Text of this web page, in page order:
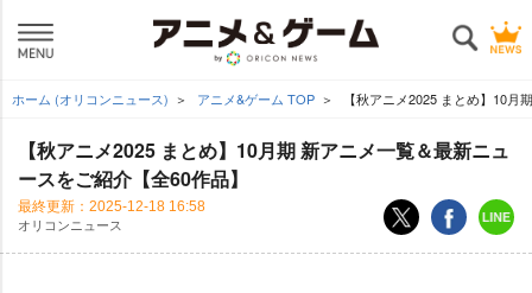
ホーム (オリコンニュース) アニメ&ゲーム TOP 【秋アニメ2025 まとめ】10
【秋アニメ2025 まとめ】10月期 新アニメ一覧＆最新ニュ
ースをご紹介【全60作品】
最終更新： 2025-12-18 16:58
オリコンニュース